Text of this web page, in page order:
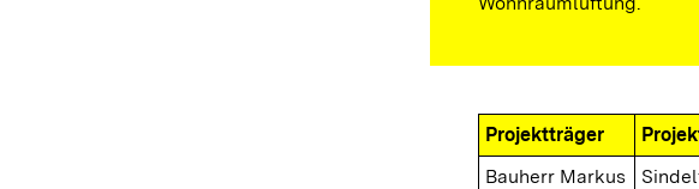
Projektträger
Bauherr Markus